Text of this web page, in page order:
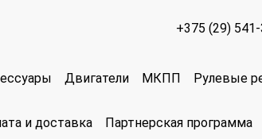
+375 (29)
Двигатели МКПП Рулевые
и доставка Партнерская программа